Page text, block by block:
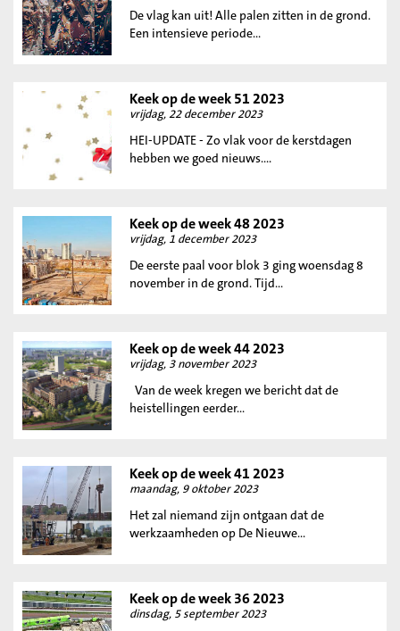
De vlag kan uit! Alle palen zitten in de grond.
Een intensieve periode...
Keek op de week 51 2023
vrijdag, 22 december 2023
HEI-UPDATE - Zo vlak voor de kerstdagen
hebben we goed nieuws....
Keek op de week 48 2023
vrijdag, 1 december 2023
De eerste paal voor blok 3 ging woensdag 8
november in de grond. Tijd...
Keek op de week 44 2023
vrijdag, 3 november 2023
Van de week kregen we bericht dat de
heistellingen eerder...
Keek op de week 41 2023
maandag, 9 oktober 2023
Het zal niemand zijn ontgaan dat de
werkzaamheden op De Nieuwe...
Keek op de week 36 2023
dinsdag, 5 september 2023